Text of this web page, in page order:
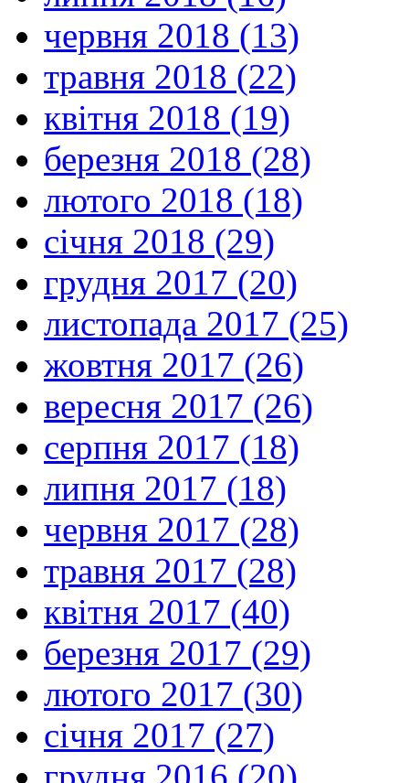
червня 2018 (13)
травня 2018 (22)
квітня 2018 (19)
березня 2018 (28)
лютого 2018 (18)
січня 2018 (29)
грудня 2017 (20)
листопада 2017 (25)
жовтня 2017 (26)
вересня 2017 (26)
серпня 2017 (18)
липня 2017 (18)
червня 2017 (28)
травня 2017 (28)
квітня 2017 (40)
березня 2017 (29)
лютого 2017 (30)
січня 2017 (27)